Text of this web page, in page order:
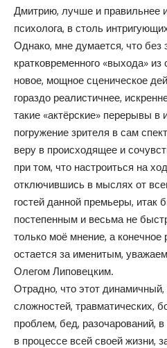
Дмитрию, лучше и правильнее
психолога, в столь
Однако, мне думается, что без
кратковременного «выхода»
новое, мощное сценическое
гораздо реалистичнее,
такие «актёрские» перерывы в
погружение зрителя в сам
веру в происходящее и
при том, что настроиться на
отключившись в мыслях от
гостей данной премьеры, итак
постепенным и весьма не
только моё мнение, а конечное
остается за именитым,
Олегом Липовецким.
Отрадно, что этот
сложностей, травматических,
проблем, бед, разочарований,
в процессе всей своей жизни,